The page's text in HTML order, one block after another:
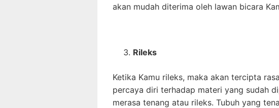
akan mudah diterima oleh lawan bicara
Rileks
Ketika Kamu rileks, maka akan tercipta
percaya diri terhadap materi yang sudah
merasa tenang atau rileks. Tubuh yang